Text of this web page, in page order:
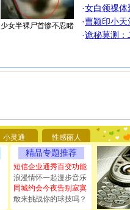
少女半裸尸首惨不忍睹
·女白领祼体
·曹颖印小天
·诡秘莫测：
小灵通 性感丽人
精品专题推荐
短信企业通秀百变功能
浪漫情怀一起漫步音乐
同城约会今夜告别寂寞
敢来挑战你的球技吗？
你太多，
要平安！
[圣诞节]
能正大光
都要快乐
[圣诞节]
如意,快
[元旦]看
断电。爱